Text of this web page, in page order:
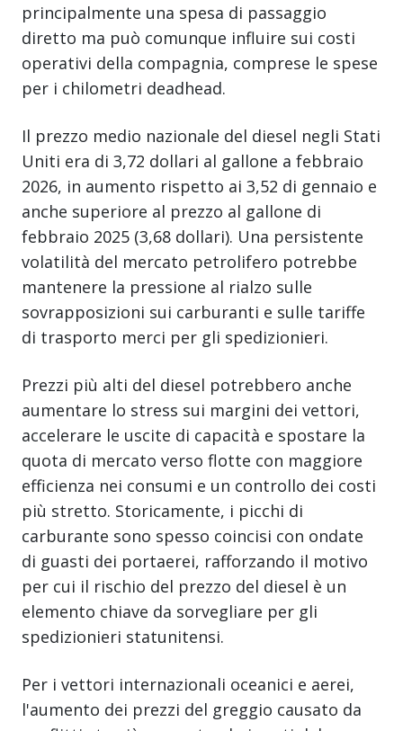
principalmente una spesa di passaggio
diretto ma può comunque influire sui costi
operativi della compagnia, comprese le spese
per i chilometri deadhead.
Il prezzo medio nazionale del diesel negli Stati
Uniti era di 3,72 dollari al gallone a febbraio
2026, in aumento rispetto ai 3,52 di gennaio e
anche superiore al prezzo al gallone di
febbraio 2025 (3,68 dollari). Una persistente
volatilità del mercato petrolifero potrebbe
mantenere la pressione al rialzo sulle
sovrapposizioni sui carburanti e sulle tariffe
di trasporto merci per gli spedizionieri.
Prezzi più alti del diesel potrebbero anche
aumentare lo stress sui margini dei vettori,
accelerare le uscite di capacità e spostare la
quota di mercato verso flotte con maggiore
efficienza nei consumi e un controllo dei costi
più stretto. Storicamente, i picchi di
carburante sono spesso coincisi con ondate
di guasti dei portaerei, rafforzando il motivo
per cui il rischio del prezzo del diesel è un
elemento chiave da sorvegliare per gli
spedizionieri statunitensi.
Per i vettori internazionali oceanici e aerei,
l'aumento dei prezzi del greggio causato da